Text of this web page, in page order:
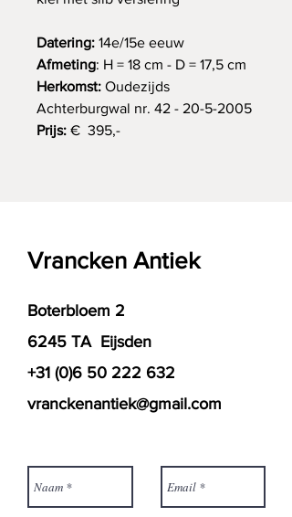
Datering: 14e/15e eeuw
Afmeting: H = 18 cm - D = 17,5 cm
Herkomst: Oudezijds
Achterburgwal nr. 42 - 20-5-2005
Prijs: € 395,-
Vrancken Antiek
Boterbloem 2
6245 TA Eijsden
+31 (0)6 50 222 632
vranckenantiek@gmail.com